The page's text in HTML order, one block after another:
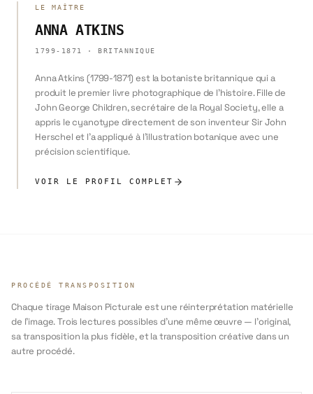
LE MAÎTRE
ANNA ATKINS
1799-1871 · BRITANNIQUE
Anna Atkins (1799-1871) est la botaniste britannique qui a
produit le premier livre photographique de l'histoire. Fille de
John George Children, secrétaire de la Royal Society, elle a
appris le cyanotype directement de son inventeur Sir John
Herschel et l'a appliqué à l'illustration botanique avec une
précision scientifique.
VOIR LE PROFIL COMPLET
PROCÉDÉ TRANSPOSITION
Chaque tirage Maison Picturale est une réinterprétation matérielle
de l'image. Trois lectures possibles d'une même œuvre — l'original,
sa transposition la plus fidèle, et la transposition créative dans un
autre procédé.